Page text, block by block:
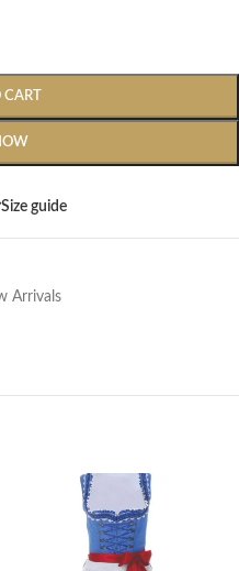
Size guide
Arrivals